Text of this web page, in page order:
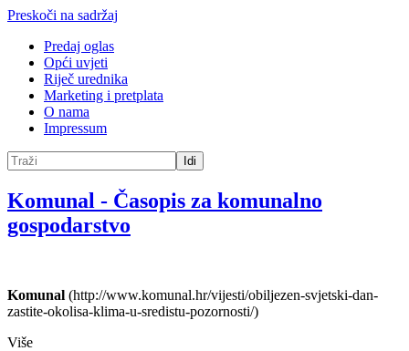
Preskoči na sadržaj
Predaj oglas
Opći uvjeti
Riječ urednika
Marketing i pretplata
O nama
Impressum
Idi
Komunal - Časopis za komunalno
gospodarstvo
Komunal (http://www.komunal.hr/vijesti/obiljezen-svjetski-dan-
zastite-okolisa-klima-u-sredistu-pozornosti/)
Više